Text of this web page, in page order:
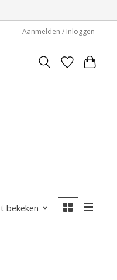
Aanmelden / Inloggen
bekeken